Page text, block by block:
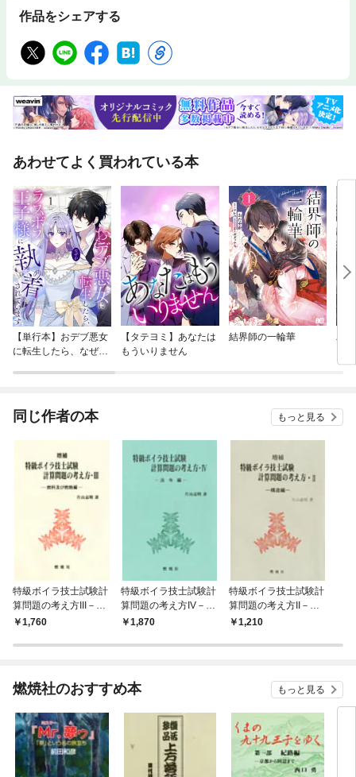
作品をシェアする
あわせてよく買われている本
【単行本】おデブ悪女
に転生したら、なぜか
【タテヨミ】あなたは
もういりません
結界師の一輪華
バ
今
同じ作者の本 もっと見る
特級ボイラ技士試験計
算問題の考え方III－燃
料及び燃焼編
1,760
特級ボイラ技士試験計
算問題の考え方IV－法
令編1,870
特級ボイラ技士試験計
算問題の考え方II－構
造編1,210
燃焼社のおすすめ本 もっと見る